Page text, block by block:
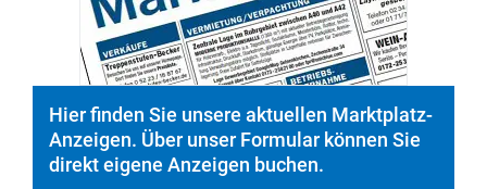
Hier finden Sie unsere aktuellen Marktplatz-
Anzeigen. Über unser Formular können Sie
direkt eigene Anzeigen buchen.